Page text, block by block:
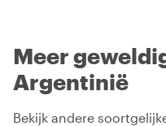
Meer
Argentinië
Bekijk andere